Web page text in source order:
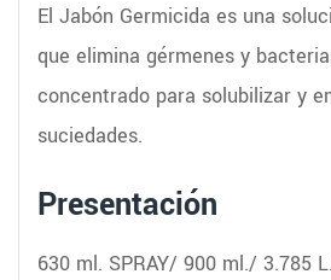
El Jabón Germicida es una
que elimina gérmenes y
concentrado para solubilizar y
suciedades.
Presentación
630 ml. SPRAY/ 900 ml./ 3.785